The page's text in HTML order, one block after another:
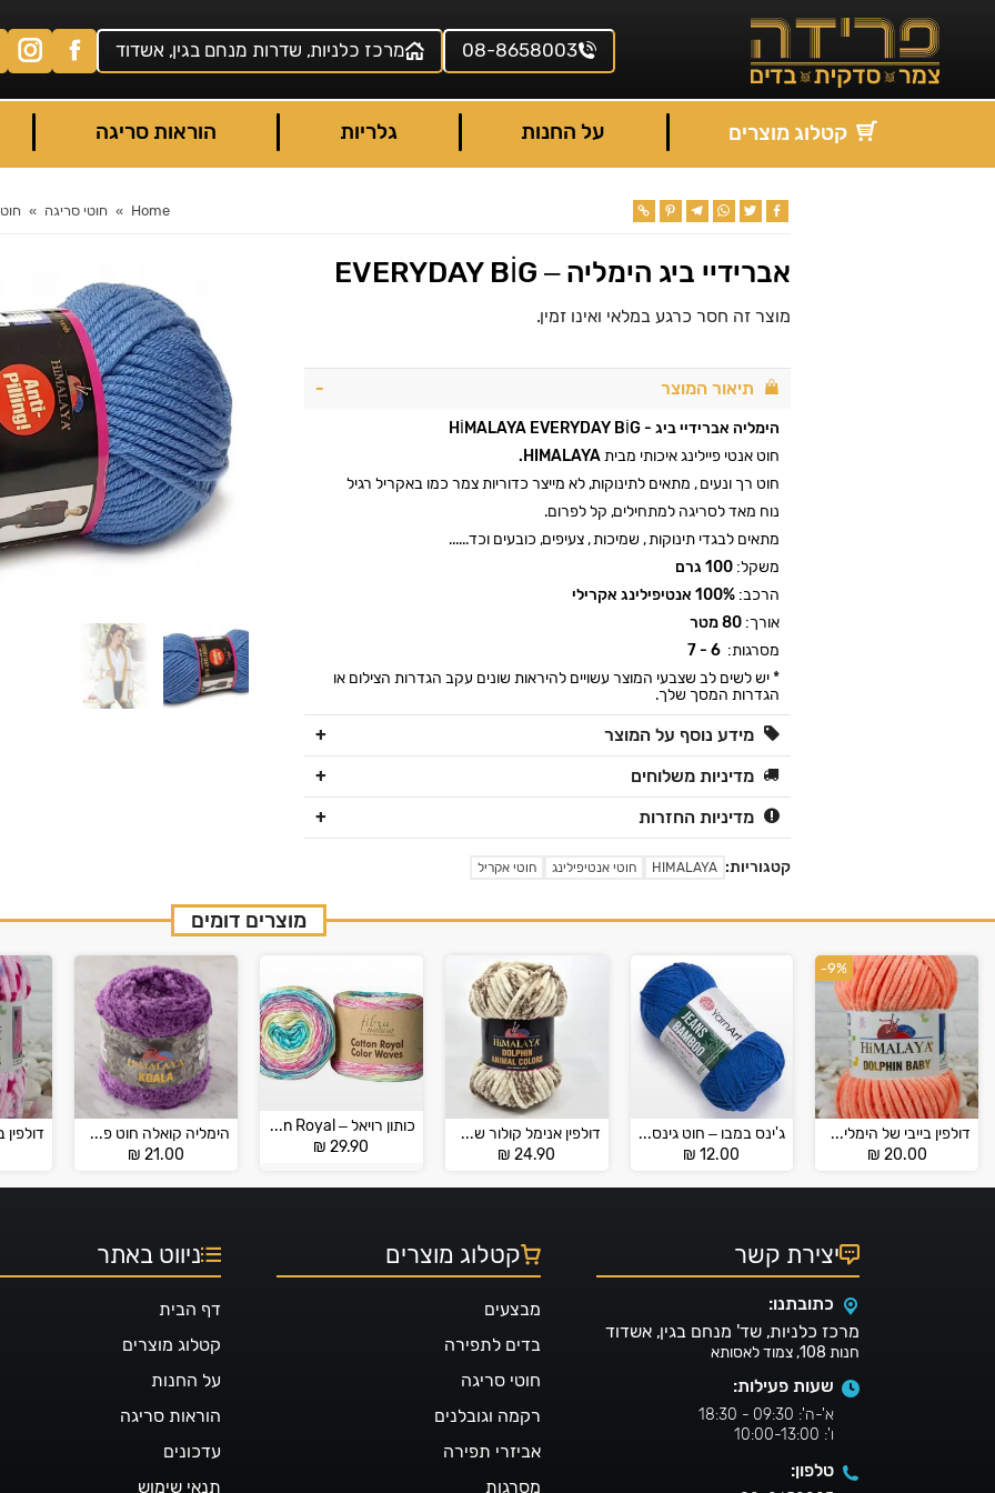
08-8658003 מרכז כלניות, שדרות מנחם בגין, אשדוד
קטלוג מוצרים על החנות גלריות הוראות סריגה
Home חוטי סריגה Facebook
Twitter
WhatsApp
Telegram
Pinterest
Copy
Link
אברידיי ביג הימליה – EVERYDAY BİG
מוצר זה חסר כרגע במלאי ואינו זמין.
תיאור המוצר
הימליה אברידיי ביג - HİMALAYA EVERYDAY BİG
חוט אנטי פיילינג איכותי מביתHIMALAYA.
חוט רך ונעים , מתאים לתינוקות, לא מייצר כדוריות צמר כמו באקריל רגיל
נוח מאד לסריגה למתחילים, קל לפרום.
מתאים לבגדי תינוקות , שמיכות , צעיפים, כובעים וכד......
משקל: 100 גרם
הרכב:100% אנטיפילינג אקרילי
אורך:80 מטר
מסרגות: 6 - 7
* יש לשים לב שצבעי המוצר עשויים להיראות שונים עקב הגדרות הצילום או
הגדרות המסך שלך.
מידע נוסף על המוצר
מדיניות משלוחים
מדיניות החזרות
קטגוריות: HIMALAYA חוטי אנטיפילינג חוטי אקריל
מוצרים דומים
-9%
דולפין בייבי של הימליה – HİMALAYA DOLPHİN BABY
₪ 20.00
ג'ינס במבו – חוט גינס JEANS BAMBOO
₪ 12.00
דולפין אנימל קולור של הימליה – DOLPHIN ANIMAL COLOR
₪ 24.90
כותון רויאל – Cotton Royal
₪ 29.90
הימליה קואלה חוט פרוותי – HİMALAYA KOALA
₪ 21.00
יצירת קשר
כתובתנו:
מרכז כלניות, שד' מנחם בגין, אשדוד
חנות 108, צמוד לאסותא
שעות פעילות:
א'-ה': 09:30 - 18:30
ו': 10:00-13:00
טלפון:
קטלוג מוצרים
מבצעים
בדים לתפירה
חוטי סריגה
רקמה וגובלנים
אביזרי תפירה
מסרגות
ניווט באתר
דף הבית
קטלוג מוצרים
על החנות
הוראות סריגה
עדכונים
תנאי שימוש